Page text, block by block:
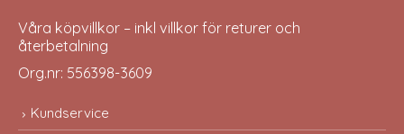
Våra köpvillkor – inkl villkor för returer och
återbetalning
Org.nr: 556398-3609
Kundservice